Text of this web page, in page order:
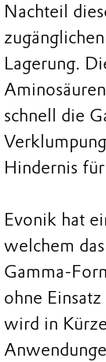
Nachteil
Lagerung.
schnell die
Hindernis
Evonik hat
welchem
Gamma-
ohne
wird in